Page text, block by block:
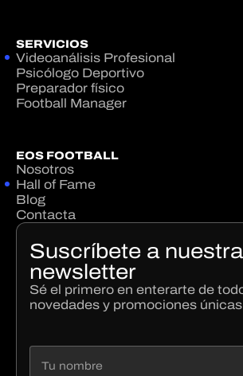
SERVICIOS
Videoanálisis Profesional
Psicólogo Deportivo
Preparador físico
Football Manager
EOS FOOTBALL
Nosotros
Hall of Fame
Blog
Contacta
Suscríbete a nuestra
newsletter
Sé el primero en enterarte de
novedades y promociones